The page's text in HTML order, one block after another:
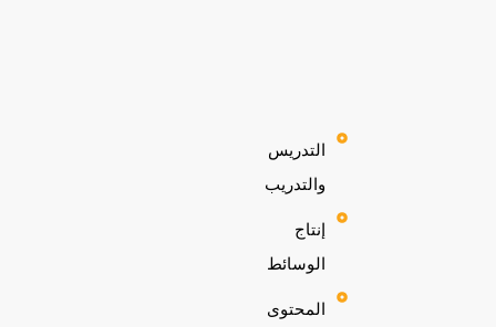
التدريس
والتدريب
إنتاج
الوسائط
المحتوى